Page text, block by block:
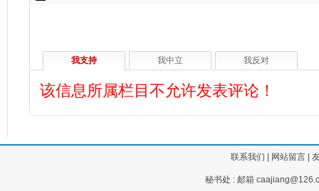
我支持 我中立 我反对
该信息所属栏目不允许发表评论！
联系我们 网站留言|
秘书处 : 邮箱